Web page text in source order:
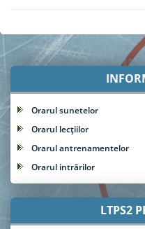
Orarul sunetelor
Orarul lecțiilor
Orarul antrenamentelor
Orarul intrărilor
LTPS2